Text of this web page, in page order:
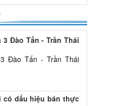
Đào Tấn - Trần Thái
Đào Tấn - Trần Thái
có dấu hiệu bán thực